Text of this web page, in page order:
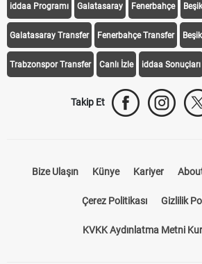
Transfer Haberleri TV'de Bugün Süper Lig Fikstür
Galatasaray
Fenerbahçe Transfer
Trabzonspor Transfer Canlı İzle iddaa Sonuçları
Çerez Politikası